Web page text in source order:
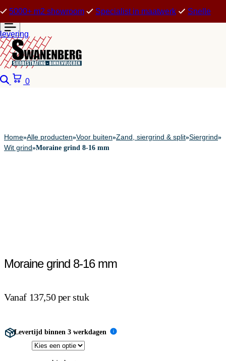
5000+ m2 showroom Specialist in maatwerk Snelle
levering
Zoeken
0
Home»Alle producten»Voor buiten»Zand, siergrind & split»Siergrind»
Wit grind»Moraine grind 8-16 mm
Moraine grind 8-16 mm
Vanaf 137,50 per stuk
Levertijd binnen 3 werkdagen i